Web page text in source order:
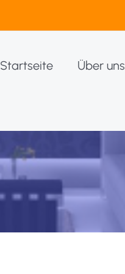
Startseite Über uns